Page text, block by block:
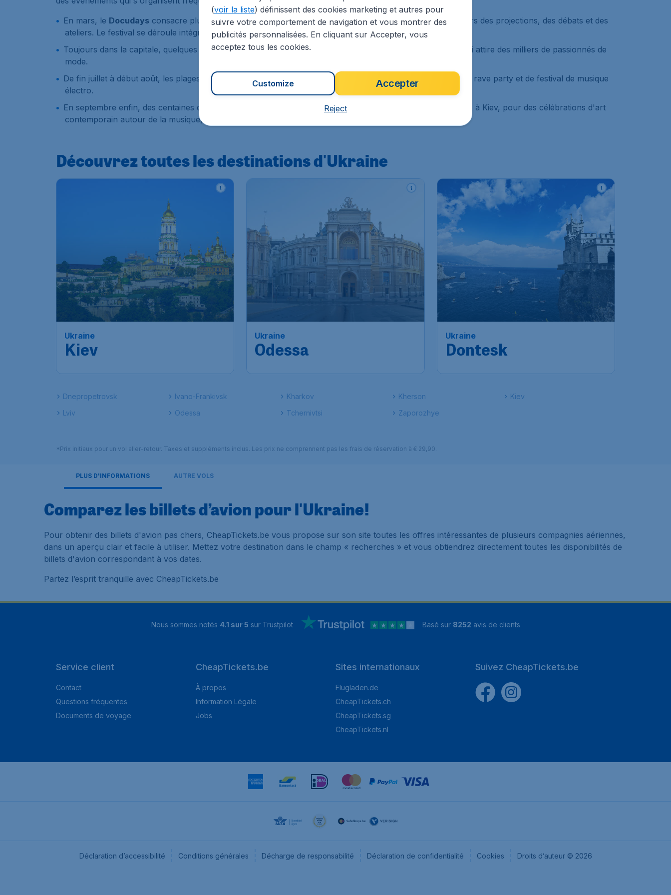
En mars, le Docudays consacre plusieurs jours aux films documentaires sur les droits de l'homme, à travers des projections, des débats et des
ateliers. Le festival se déroule intégralement à la Maison du cinéma de Kiev.
Toujours dans la capitale, quelques jours séparent ce festival de la
d'Ukraine, événement qui attire des milliers de passionnés de
mode.
De fin juillet à début août, les plages de la mer Noire en Crimée accueillent
KaZantip , un mélange de beach rave party et de festival de musique
électro.
En septembre enfin, des centaines d'artistes venus de plus de 20 pays se rassemblent autour du
à Kiev, pour des célébrations d'art
contemporain autour de la musique, de l'art visuel, du cinéma, de la littérature et du théâtre.
Découvrez toutes les destinations d'Ukraine
Ukraine
Kiev
Ukraine
Odessa
Ukraine
Dontesk
Dnepropetrovsk Ivano-Frankivsk Kharkov Kherson
Kiev
Lviv
Odessa Tchernivtsi Zaporozhye
*Prix initiaux pour un vol aller-retour. Taxes et suppléments inclus. Les prix ne comprennent pas les frais de réservation à € 29,90.
PLUS D'INFORMATIONS AUTRE VOLS
Comparez les billets d’avion pour l'Ukraine!
Pour obtenir des billets d'avion pas chers, CheapTickets.be vous propose sur son site toutes les offres intéressantes de plusieurs compagnies aériennes,
dans un aperçu clair et facile à utiliser. Mettez votre destination dans le champ « recherches » et vous obtiendrez directement toutes les disponibilités de
billets d'avion correspondant à vos dates.
Partez l’esprit tranquille avec CheapTickets.be
Nous sommes notés 4.1 sur 5 sur Trustpilot Basé sur 8252 avis de clients
Service client
Contact
Questions fréquentes
Documents de voyage
CheapTickets.be
À propos
Information Légale
Jobs
Sites internationaux
Flugladen.de
CheapTickets.ch
CheapTickets.sg
CheapTickets.nl
Suivez CheapTickets.be
Déclaration d’accessibilité Conditions générales Décharge de responsabilité Déclaration de confidentialité Cookies Droits d’auteur © 2026
(voir la liste) définissent des cookies marketing et autres pour
suivre votre comportement de navigation et vous montrer des
publicités personnalisées. En cliquant sur Accepter, vous
acceptez tous les cookies.
Accepter
Customize
Reject